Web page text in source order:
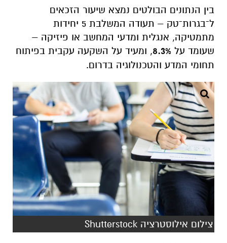
בין הנתונים הבולטים נמצא שיעור הזכאים
ל־בגרות־טק
– תעודה המשלבת 5 יחידות
מתמטיקה, אנגלית ומדעי המחשב או פיזיקה –
שעומד על 8.3%, ומעיד על השקעה עקבית בפיתוח
תחומי המדע והטכנולוגיה בדרום.
צילום אילוסטרציה Shutterstock